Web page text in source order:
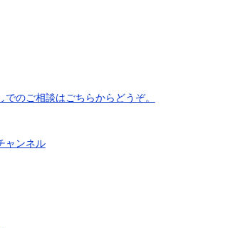
のご相談はごちらからどうぞ。
ャンネル